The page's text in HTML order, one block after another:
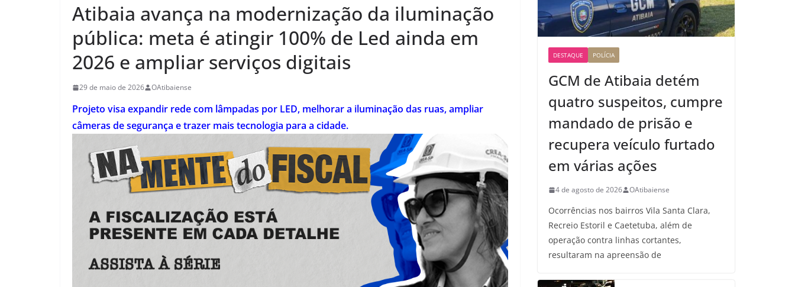
Atibaia avança na modernização da iluminação
pública: meta é atingir 100% de Led ainda em
2026 e ampliar serviços digitais
29 de maio de 2026 OAtibaiense
Projeto visa expandir rede com lâmpadas por LED, melhorar a iluminação das ruas, ampliar
câmeras de segurança e trazer mais tecnologia para a cidade.
DESTAQUE POLÍCIA
GCM de Atibaia detém
quatro suspeitos, cumpre
mandado de prisão e
recupera veículo furtado
em várias ações
4 de agosto de 2026 OAtibaiense
Ocorrências nos bairros Vila Santa Clara,
Recreio Estoril e Caetetuba, além de
operação contra linhas cortantes,
resultaram na apreensão de